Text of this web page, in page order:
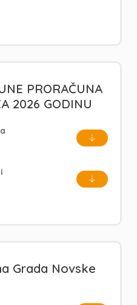
PRORAČUNA
2026 GODINU
Grada Novske